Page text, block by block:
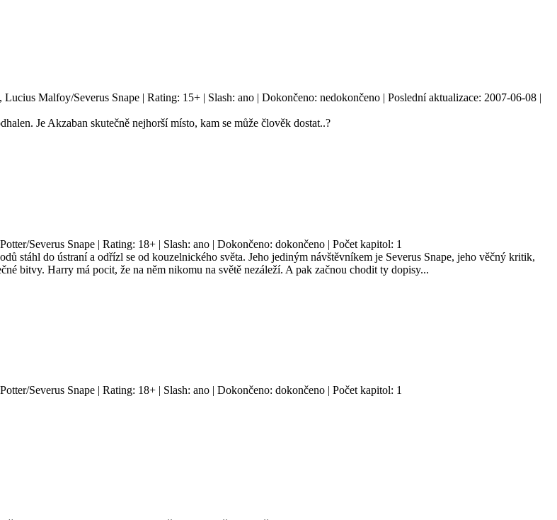
Malfoy/Severus Snape | Rating: 15+ | Slash: ano | Dokončeno: nedokončeno | Poslední aktualizace: 2007-06-08 |
Je Akzaban skutečně nejhorší místo, kam se může člověk dostat..?
Severus Snape | Rating: 18+ | Slash: ano | Dokončeno: dokončeno | Počet kapitol: 1
stáhl do ústraní a odřízl se od kouzelnického světa. Jeho jediným návštěvníkem je Severus Snape, jeho věčný kritik,
bitvy. Harry má pocit, že na něm nikomu na světě nezáleží. A pak začnou chodit ty dopisy...
Severus Snape | Rating: 18+ | Slash: ano | Dokončeno: dokončeno | Počet kapitol: 1